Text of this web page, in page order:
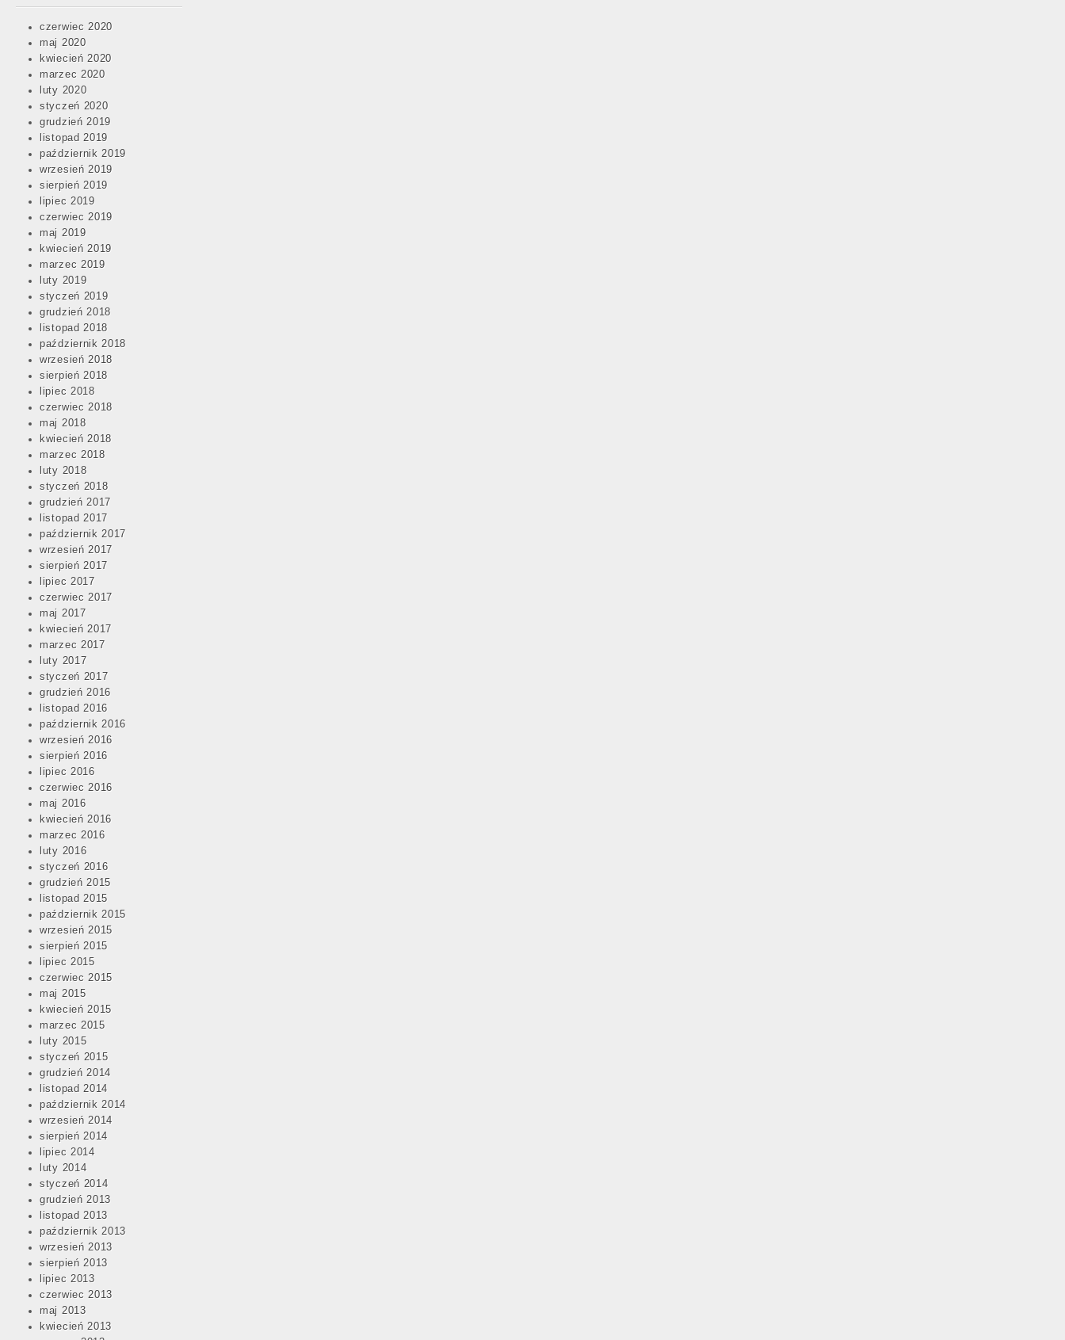
czerwiec 2020
maj 2020
kwiecień 2020
marzec 2020
luty 2020
styczeń 2020
grudzień 2019
listopad 2019
październik 2019
wrzesień 2019
sierpień 2019
lipiec 2019
czerwiec 2019
maj 2019
kwiecień 2019
marzec 2019
luty 2019
styczeń 2019
grudzień 2018
listopad 2018
październik 2018
wrzesień 2018
sierpień 2018
lipiec 2018
czerwiec 2018
maj 2018
kwiecień 2018
marzec 2018
luty 2018
styczeń 2018
grudzień 2017
listopad 2017
październik 2017
wrzesień 2017
sierpień 2017
lipiec 2017
czerwiec 2017
maj 2017
kwiecień 2017
marzec 2017
luty 2017
styczeń 2017
grudzień 2016
listopad 2016
październik 2016
wrzesień 2016
sierpień 2016
lipiec 2016
czerwiec 2016
maj 2016
kwiecień 2016
marzec 2016
luty 2016
styczeń 2016
grudzień 2015
listopad 2015
październik 2015
wrzesień 2015
sierpień 2015
lipiec 2015
czerwiec 2015
maj 2015
kwiecień 2015
marzec 2015
luty 2015
styczeń 2015
grudzień 2014
listopad 2014
październik 2014
wrzesień 2014
sierpień 2014
lipiec 2014
luty 2014
styczeń 2014
grudzień 2013
listopad 2013
październik 2013
wrzesień 2013
sierpień 2013
lipiec 2013
czerwiec 2013
maj 2013
kwiecień 2013